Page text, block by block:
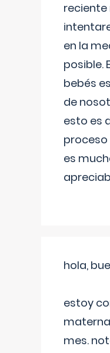
en la
posible.
bebés
de
esto es
es
hola,
estoy
mes.